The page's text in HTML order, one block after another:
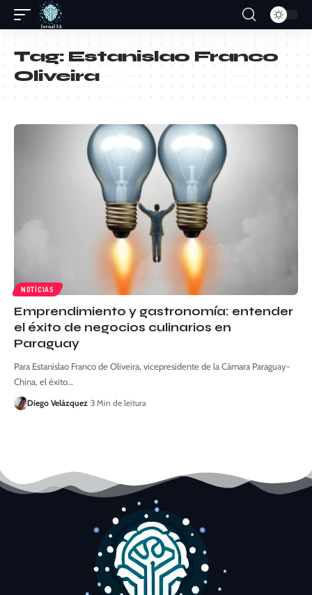
Tag:Estanislao Franco
Oliveira
NOTÍCIAS
Emprendimiento y gastronomía: entender
el éxito de negocios culinarios en
Paraguay
Para Estanislao Franco de Oliveira, vicepresidente de la Cámara Paraguay-
China, el éxito…
Diego Velázquez 3 Min de leitura